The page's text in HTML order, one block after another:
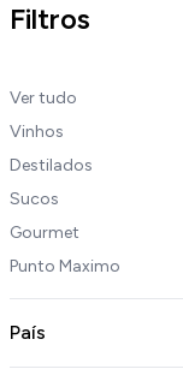
Filtros
Ver tudo
Vinhos
Destilados
Sucos
Gourmet
Punto Maximo
País